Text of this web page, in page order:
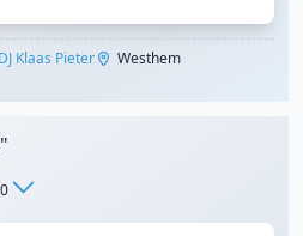
DJ Klaas Pieter
Westhem